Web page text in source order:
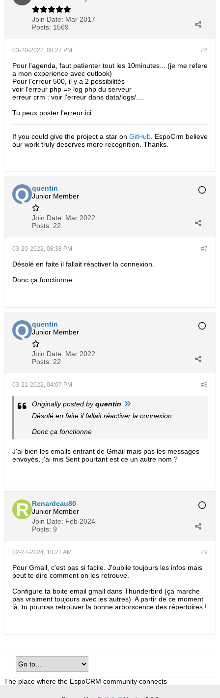
Join Date: Mar 2017
Posts: 1569
#6
03-20-2022, 08:27 PM
Pour l'agenda, faut patienter tout les 10minutes... (je me refere
a mon experience avec outlook)
Pour l'erreur 500, il y a 2 possibilités
voir l'erreur php => log php du serveur
erreur crm : voir l'erreur dans data/logs/....
Tu peux poster l'erreur ici.
If you could give the project a star on GitHub . EspoCrm believe
our work truly deserves more recognition. Thanks.​
quentin
Junior Member
Join Date: Mar 2022
Posts: 22
#7
03-20-2022, 08:38 PM
Désolé en faite il fallait réactiver la connexion.
Donc ça fonctionne
quentin
Junior Member
Join Date: Mar 2022
Posts: 22
#8
03-21-2022, 04:07 PM
Originally posted byquentin
Désolé en faite il fallait réactiver la connexion.
Donc ça fonctionne
J'ai bien les emails entrant de Gmail mais pas les messages
envoyés, j'ai mis Sent pourtant est ce un autre nom ?
Renardeau80
Junior Member
Join Date: Feb 2024
Posts: 9
#9
02-27-2024, 10:21 AM
Pour Gmail, c'est pas si facile. J'oublie toujours les infos mais
peut te dire comment on les retrouve.
Configure ta boite email gmail dans Thunderbird (ça marche
pas vraiment toujours avec les autres). A partir de ce moment
là, tu pourras retrouver la bonne arborscence des répertoires !
The place where the EspoCRM community connects